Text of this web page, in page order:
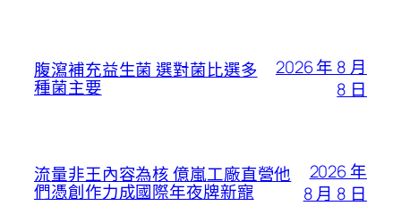
腹瀉補充益生菌 選對菌比選多
種菌主要
2026 年 8 月
8 日
流量非王內容為核 億嵐工廠直營他
們憑創作力成國際年夜牌新寵
2026 年
8 月 8 日